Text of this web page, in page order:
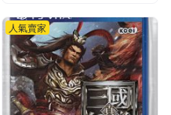
人氣賣家